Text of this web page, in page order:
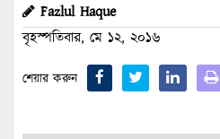
Fazlul Haque
বৃহস্পতিবার, মে ১২, ২০১৬
শেয়ার করুন